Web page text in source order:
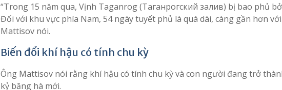
“Trong 15 năm qua, Vịnh Taganrog (Таганрогский залив) bị bao phủ
Đối với khu vực phía Nam, 54 ngày tuyết phủ là quá dài, càng gần hơn
Mattisov nói.
Biến đổi khí hậu có tính chu kỳ
Ông Mattisov nói rằng khí hậu có tính chu kỳ và con người đang trở
kỷ băng hà mới.